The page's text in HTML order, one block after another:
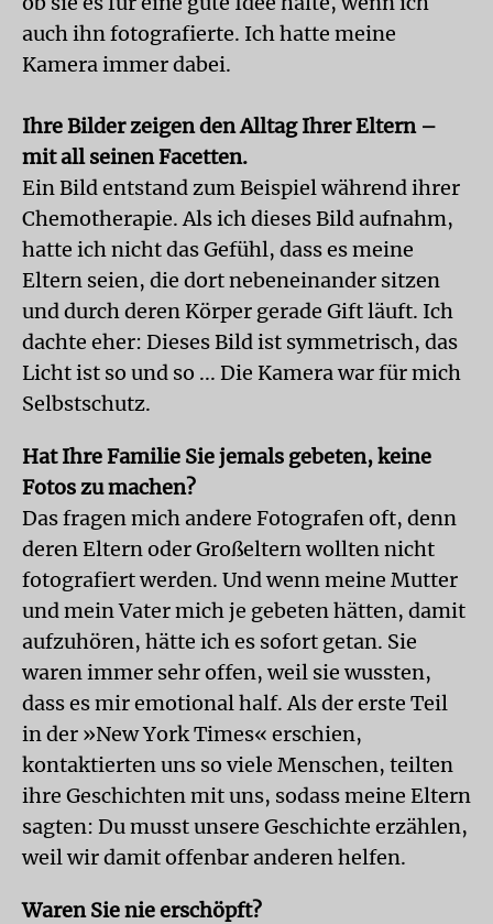
auch ihn fotografierte. Ich hatte meine
Kamera immer dabei.
Ihre Bilder zeigen den Alltag Ihrer Eltern –
mit all seinen Facetten.
Ein Bild entstand zum Beispiel während ihrer
Chemotherapie. Als ich dieses Bild aufnahm,
hatte ich nicht das Gefühl, dass es meine
Eltern seien, die dort nebeneinander sitzen
und durch deren Körper gerade Gift läuft. Ich
dachte eher: Dieses Bild ist symmetrisch, das
Licht ist so und so ... Die Kamera war für mich
Selbstschutz.
Hat Ihre Familie Sie jemals gebeten, keine
Fotos zu machen?
Das fragen mich andere Fotografen oft, denn
deren Eltern oder Großeltern wollten nicht
fotografiert werden. Und wenn meine Mutter
und mein Vater mich je gebeten hätten, damit
aufzuhören, hätte ich es sofort getan. Sie
waren immer sehr offen, weil sie wussten,
dass es mir emotional half. Als der erste Teil
in der »New York Times« erschien,
kontaktierten uns so viele Menschen, teilten
ihre Geschichten mit uns, sodass meine Eltern
sagten: Du musst unsere Geschichte erzählen,
weil wir damit offenbar anderen helfen.
Waren Sie nie erschöpft?